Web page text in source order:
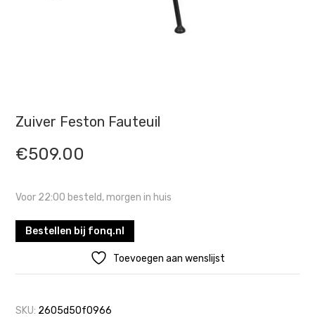
Zuiver Feston Fauteuil
€509.00
Voor 22:00 besteld, morgen in huis
Bestellen bij fonq.nl
Toevoegen aan wenslijst
SKU: 2605d50f0966